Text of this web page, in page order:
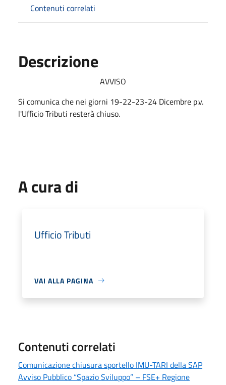
Contenuti correlati
Descrizione
AVVISO
Si comunica che nei giorni 19-22-23-24 Dicembre p.v.
l'Ufficio Tributi resterà chiuso.
A cura di
Ufficio Tributi
VAI ALLA PAGINA
Contenuti correlati
Comunicazione chiusura sportello IMU-TARI della SAP
Avviso Pubblico “Spazio Sviluppo” – FSE+ Regione